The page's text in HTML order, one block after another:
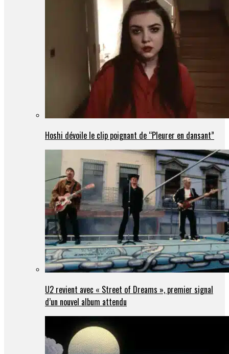
Hoshi dévoile le clip poignant de “Pleurer en dansant”
U2 revient avec « Street of Dreams », premier signal
d’un nouvel album attendu